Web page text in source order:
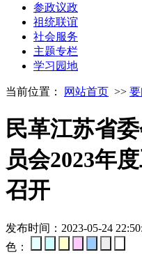
参政议政
祖统联谊
社会服务
主题专栏
学习园地
当前位置： 网站首页 >>
民革江苏省
员会2023年
召开
发布时间：2023-05-24
色：